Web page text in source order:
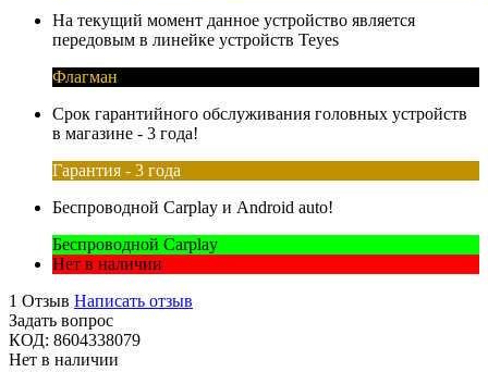
На текущий момент данное устройство является
передовым в линейке устройств Teyes
Флагман
Срок гарантийного обслуживания головных устройств
в магазине - 3 года!
Гарантия - 3 года
Беспроводной Carplay и Android auto!
Беспроводной Carplay
Нет в наличии
1 Отзыв Написать отзыв
Задать вопрос
КОД: 8604338079
Нет в наличии